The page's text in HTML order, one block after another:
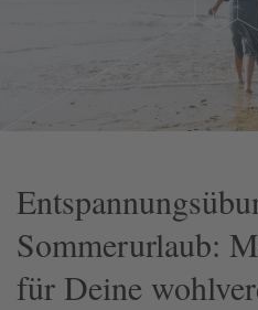
Sommerurlaub:
für Deine